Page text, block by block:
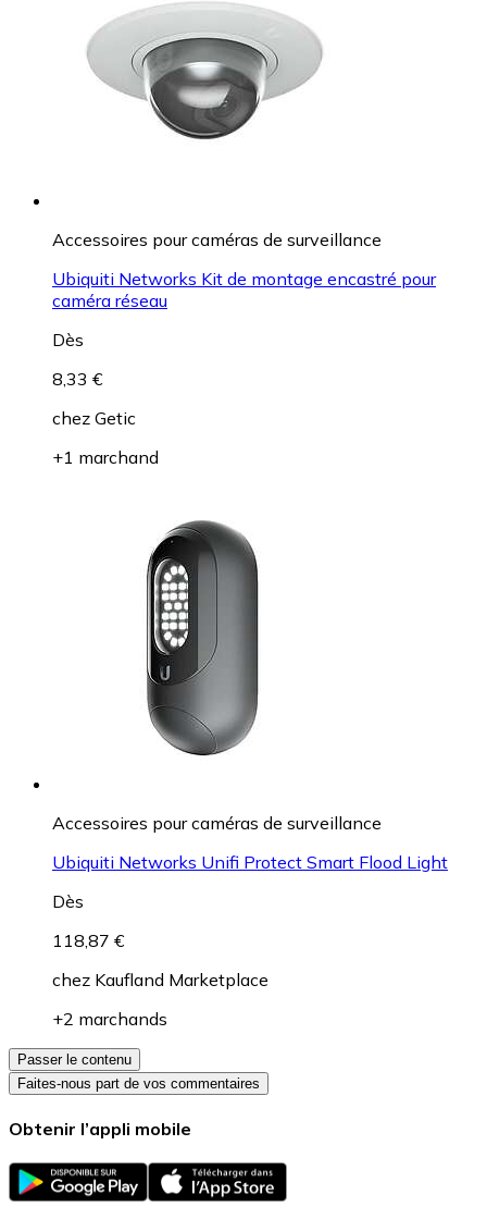
Accessoires pour caméras de surveillance
Ubiquiti Networks Kit de montage encastré pour
caméra réseau
Dès
8,33 €
chez Getic
+1 marchand
Accessoires pour caméras de surveillance
Ubiquiti Networks Unifi Protect Smart Flood Light
Dès
118,87 €
chez Kaufland Marketplace
+2 marchands
Passer le contenu
Faites-nous part de vos commentaires
Obtenir l’appli mobile